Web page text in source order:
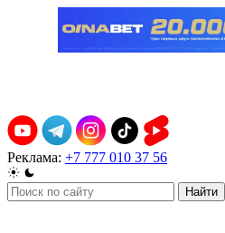
Реклама: +7 777 010 37 56
Найти